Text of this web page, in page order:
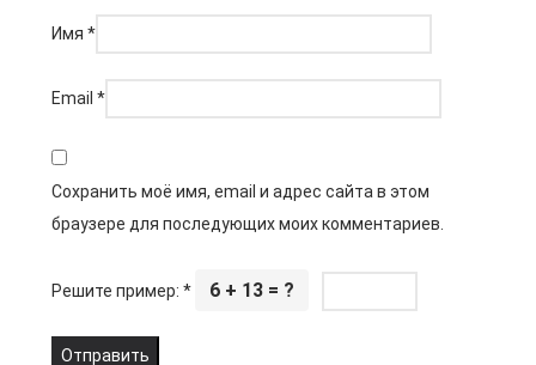
Имя *
Email *
Сохранить моё имя, email и адрес сайта в этом
браузере для последующих моих комментариев.
Решите пример: * 6 + 13 = ?